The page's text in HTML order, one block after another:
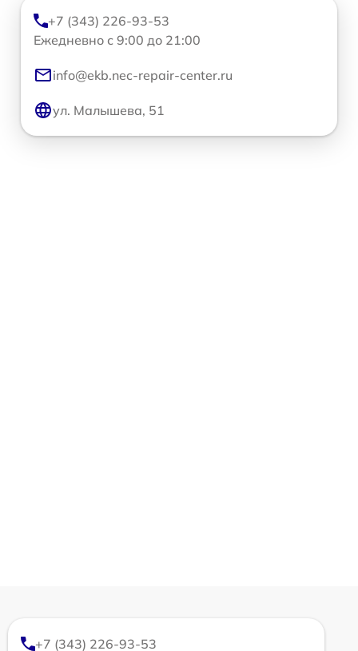
+7 (343) 226-93-53
Ежедневно с 9:00 до 21:00
info@ekb.nec-repair-center.ru
ул. Малышева, 51
+7 (343) 226-93-53